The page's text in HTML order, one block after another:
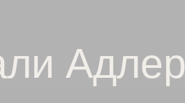
Адлер